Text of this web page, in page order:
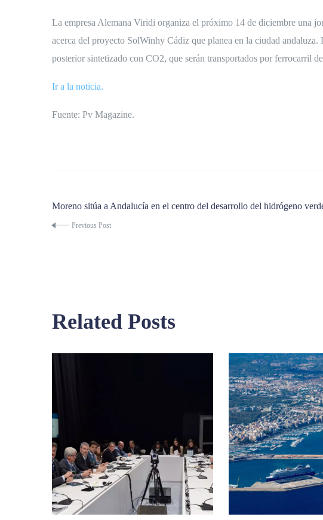
La empresa Alemana Viridi organiza el próximo 14 de diciembre una
acerca del proyecto SolWinhy Cádiz que planea en la ciudad
posterior sintetizado con CO2, que serán transportados por ferrocarril
Ir a la noticia.
Fuente: Pv Magazine.
Moreno sitúa a Andalucía en el centro del desarrollo del hidrógeno
Previous Post
Related Posts